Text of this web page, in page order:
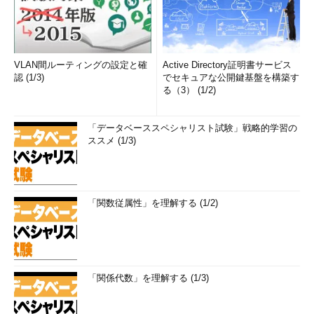
VLAN間ルーティングの設定と確
認 (1/3)
Active Directory証明書サービス
でセキュアな公開鍵基盤を構築す
る（3） (1/2)
「データベーススペシャリスト試験」戦略的学習の
ススメ (1/3)
「関数従属性」を理解する (1/2)
「関係代数」を理解する (1/3)